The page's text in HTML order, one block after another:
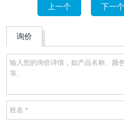
上一个 下一个
询价